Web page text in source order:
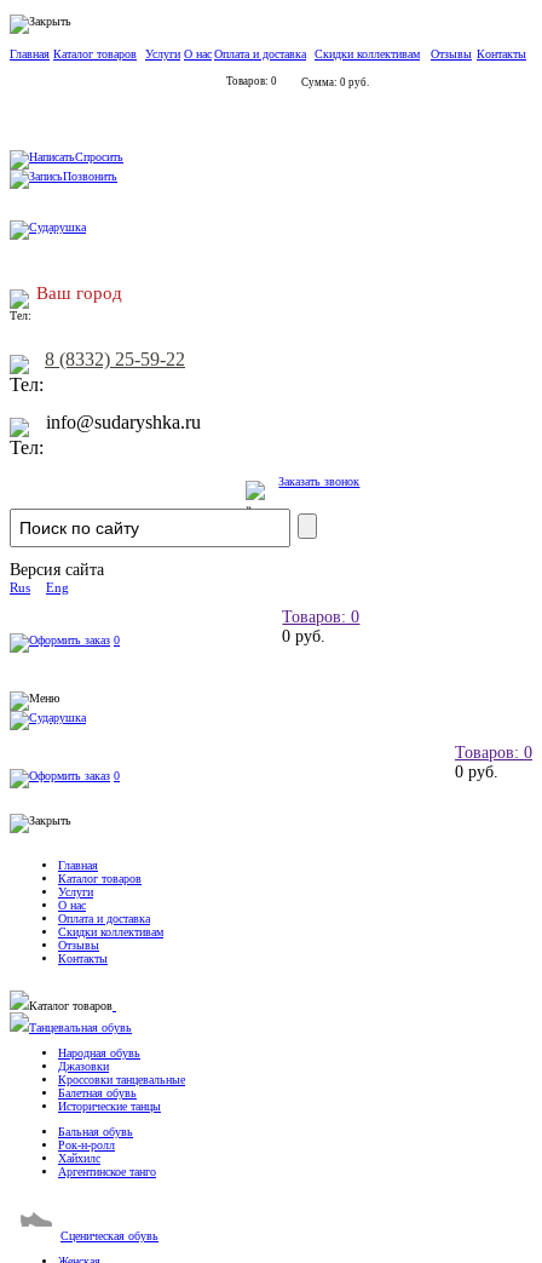
Главная Каталог товаров Услуги О насОплата и доставка Скидки коллективам Отзывы Контакты
Товаров: 0 Сумма: 0 руб.
Спросить
Позвонить
Ваш город
8 (8332) 25-59-22
info@sudaryshka.ru
Заказать звонок
Версия сайта
Rus Eng
Товаров: 0
0 руб.
0
Товаров: 0
0 руб.
0
Главная
Каталог товаров
Услуги
О нас
Оплата и доставка
Скидки коллективам
Отзывы
Контакты
Каталог товаров
Танцевальная обувь
Народная обувь
Джазовки
Кроссовки танцевальные
Балетная обувь
Исторические танцы
Бальная обувь
Рок-н-ролл
Хайхилс
Аргентинское танго
Сценическая обувь